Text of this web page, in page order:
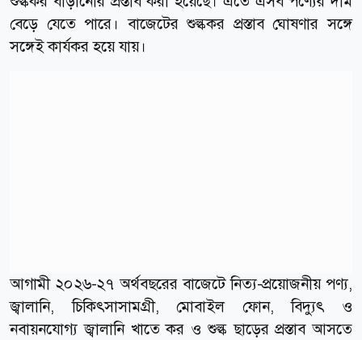
বেড়ে যেতে পারে। বাজেটের শুল্ককর প্রস্তাব ঘোষণার সঙ্গে
সঙ্গেই কার্যকর হয়ে যায়।
আগামী ২০২৬-২৭ অর্থবছরের বাজেটে নিত্য-প্রয়োজনীয় পণ্য,
জ্বালানি, চিকিৎসাসামগ্রী, মোবাইল ফোন, বিদ্যুৎ ও
নবায়নযোগ্য জ্বালানি খাতে কর ও শুল্ক ছাড়ের প্রস্তাব আসতে